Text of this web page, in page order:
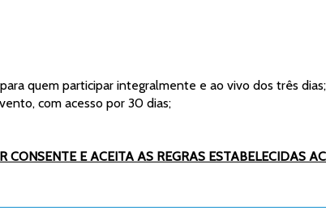
para quem participar integralmente e ao vivo dos três dias;
com acesso por 30 dias;
E ACEITA AS REGRAS ESTABELECIDAS